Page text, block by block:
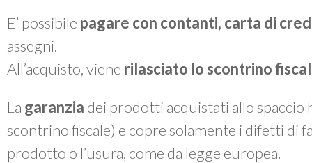
E’ possibile pagare con contanti, carta di
assegni.
All’acquisto, viene rilasciato lo scontrino
La garanzia dei prodotti acquistati allo spaccio
scontrino fiscale) e copre solamente i difetti di
prodotto o l’usura, come da legge europea.